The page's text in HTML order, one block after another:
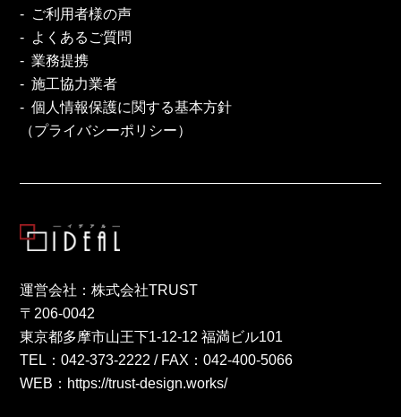
ご利用者様の声
よくあるご質問
業務提携
施工協力業者
個人情報保護に関する基本方針
（プライバシーポリシー）
運営会社：株式会社TRUST
〒206-0042
東京都多摩市山王下1-12-12 福満ビル101
TEL：042-373-2222 / FAX：042-400-5066
WEB： https://trust-design.works/